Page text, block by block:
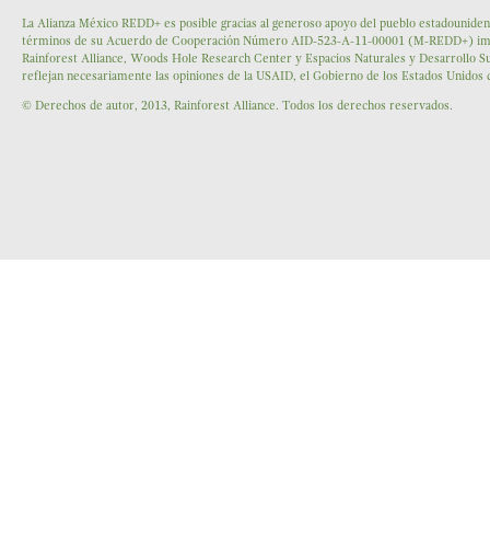
La Alianza México REDD+ es posible gracias al generoso apoyo del pueblo
términos de su Acuerdo de Cooperación Número AID-523-A-11-00001 (M-REDD+)
Rainforest Alliance, Woods Hole Research Center y Espacios Naturales y Desarrollo
reflejan necesariamente las opiniones de la USAID, el Gobierno de los Estados Unidos
© Derechos de autor, 2013, Rainforest Alliance. Todos los derechos reservados.